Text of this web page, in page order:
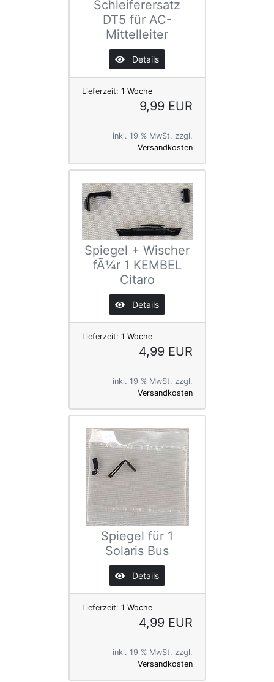
Schleiferersatz
DT5 für AC-
Mittelleiter
Details
Lieferzeit: 1 Woche
9,99 EUR
inkl. 19 % MwSt. zzgl.
Versandkosten
Spiegel + Wischer
fÃ¼r 1 KEMBEL
Citaro
Details
Lieferzeit: 1 Woche
4,99 EUR
inkl. 19 % MwSt. zzgl.
Versandkosten
Spiegel für 1
Solaris Bus
Details
Lieferzeit: 1 Woche
4,99 EUR
inkl. 19 % MwSt. zzgl.
Versandkosten